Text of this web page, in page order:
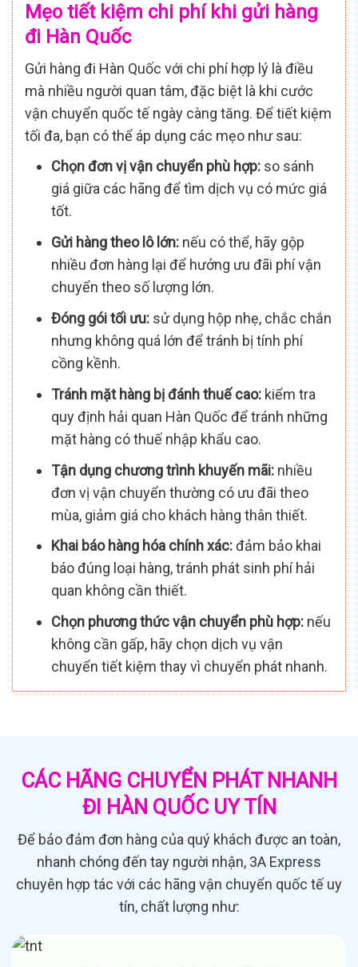
Mẹo tiết kiệm chi phí khi gửi hàng
đi Hàn Quốc
Gửi hàng đi Hàn Quốc với chi phí hợp lý là điều
mà nhiều người quan tâm, đặc biệt là khi cước
vận chuyển quốc tế ngày càng tăng. Để tiết kiệm
tối đa, bạn có thể áp dụng các mẹo như sau:
Chọn đơn vị vận chuyển phù hợp: so sánh
giá giữa các hãng để tìm dịch vụ có mức giá
tốt.
Gửi hàng theo lô lớn: nếu có thể, hãy gộp
nhiều đơn hàng lại để hưởng ưu đãi phí vận
chuyển theo số lượng lớn.
Đóng gói tối ưu: sử dụng hộp nhẹ, chắc chắn
nhưng không quá lớn để tránh bị tính phí
cồng kềnh.
Tránh mặt hàng bị đánh thuế cao: kiểm tra
quy định hải quan Hàn Quốc để tránh những
mặt hàng có thuế nhập khẩu cao.
Tận dụng chương trình khuyến mãi: nhiều
đơn vị vận chuyển thường có ưu đãi theo
mùa, giảm giá cho khách hàng thân thiết.
Khai báo hàng hóa chính xác:đảm bảo khai
báo đúng loại hàng, tránh phát sinh phí hải
quan không cần thiết.
Chọn phương thức vận chuyển phù hợp: nếu
không cần gấp, hãy chọn dịch vụ vận
chuyển tiết kiệm thay vì chuyển phát nhanh.
CÁC HÃNG CHUYỂN PHÁT NHANH
ĐI HÀN QUỐC UY TÍN
Để bảo đảm đơn hàng của quý khách được an toàn,
nhanh chóng đến tay người nhận, 3A Express
chuyên hợp tác với các hãng vận chuyển quốc tế uy
tín, chất lượng như: